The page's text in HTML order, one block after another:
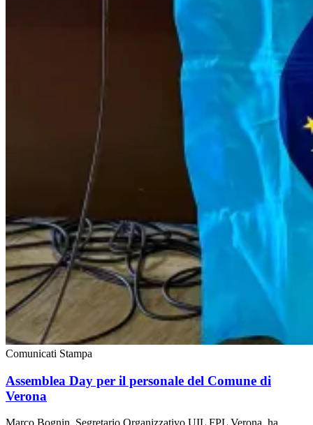
Comunicati Stampa
Assemblea Day per il personale del Comune di
Verona